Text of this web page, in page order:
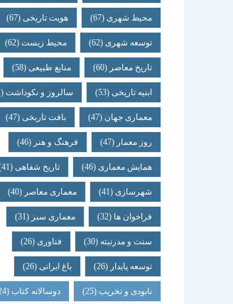
محیط شهری(67) هویت تاریخی(67)
توسعه شهری(62) محیط زیست(62)
تاریخ معاصر (60) منابع طبیعی(58)
ابنیه تاریخی(53) سالروز و نکوداشت(52)
معماری جهان (47) بافت تاریخی(47)
روز معمار (47) فرهنگ و هنر (46)
همایش معماری(46) تاریخ شفاهی(41)
شهرسازی(41) معماری معاصر (40)
فراخوان ها (32) معماری سبز (31)
سنت و مدرنیته (30) فناوری(26)
توسعه پایدار (26) باغ ایرانی(26)
نابودی و تخریب(25) دوسالانه کتاب(24)